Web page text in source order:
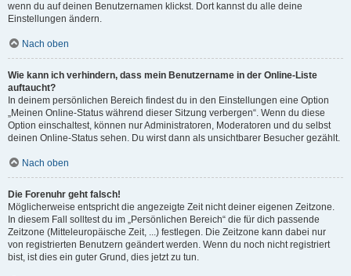
wenn du auf deinen Benutzernamen klickst. Dort kannst du alle deine
Einstellungen ändern.
Nach oben
Wie kann ich verhindern, dass mein Benutzername in der Online-Liste
auftaucht?
In deinem persönlichen Bereich findest du in den Einstellungen eine Option
„Meinen Online-Status während dieser Sitzung verbergen“. Wenn du diese
Option einschaltest, können nur Administratoren, Moderatoren und du selbst
deinen Online-Status sehen. Du wirst dann als unsichtbarer Besucher gezählt.
Nach oben
Die Forenuhr geht falsch!
Möglicherweise entspricht die angezeigte Zeit nicht deiner eigenen Zeitzone.
In diesem Fall solltest du im „Persönlichen Bereich“ die für dich passende
Zeitzone (Mitteleuropäische Zeit, ...) festlegen. Die Zeitzone kann dabei nur
von registrierten Benutzern geändert werden. Wenn du noch nicht registriert
bist, ist dies ein guter Grund, dies jetzt zu tun.